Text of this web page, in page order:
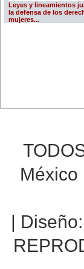
Leyes y lineamientos
la defensa de los
mujeres...
México
| Diseño: